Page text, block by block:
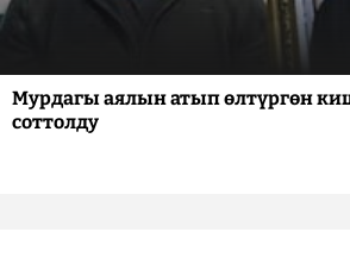
Мурдагы аялын атып өлтүргөн
соттолду